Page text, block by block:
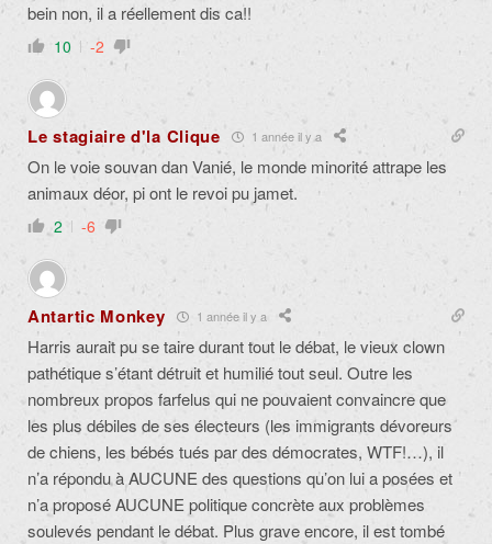
bein non, il a réellement dis ca!!
10 -2
Le stagiaire d'la Clique 1 année il y a
On le voie souvan dan Vanié, le monde minorité attrape les
animaux déor, pi ont le revoi pu jamet.
2 -6
Antartic Monkey 1 année il y a
Harris aurait pu se taire durant tout le débat, le vieux clown
pathétique s’étant détruit et humilié tout seul. Outre les
nombreux propos farfelus qui ne pouvaient convaincre que
les plus débiles de ses électeurs (les immigrants dévoreurs
de chiens, les bébés tués par des démocrates, WTF!…), il
n’a répondu à AUCUNE des questions qu’on lui a posées et
n’a proposé AUCUNE politique concrète aux problèmes
soulevés pendant le débat. Plus grave encore, il est tombé